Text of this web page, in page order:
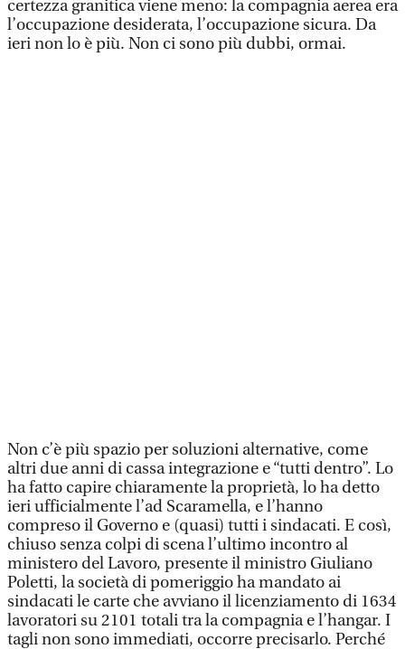
certezza granitica viene meno: la compagnia aerea era
l’occupazione desiderata, l’occupazione sicura. Da
ieri non lo è più. Non ci sono più dubbi, ormai.
Non c’è più spazio per soluzioni alternative, come
altri due anni di cassa integrazione e “tutti dentro”. Lo
ha fatto capire chiaramente la proprietà, lo ha detto
ieri ufficialmente l’ad Scaramella, e l’hanno
compreso il Governo e (quasi) tutti i sindacati. E così,
chiuso senza colpi di scena l’ultimo incontro al
ministero del Lavoro, presente il ministro Giuliano
Poletti, la società di pomeriggio ha mandato ai
sindacati le carte che avviano il licenziamento di 1634
lavoratori su 2101 totali tra la compagnia e l’hangar. I
tagli non sono immediati, occorre precisarlo. Perché